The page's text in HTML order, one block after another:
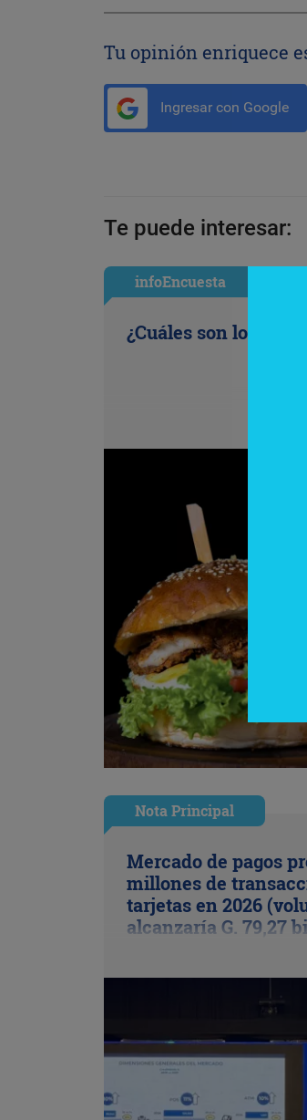
Tu opinión enriquece
Ingresar con Google
Te puede interesar:
infoEncuesta
¿Cuáles son los
Nota Principal
Mercado de pagos
millones de
tarjetas en 2026
alcanzaría G. 79,27